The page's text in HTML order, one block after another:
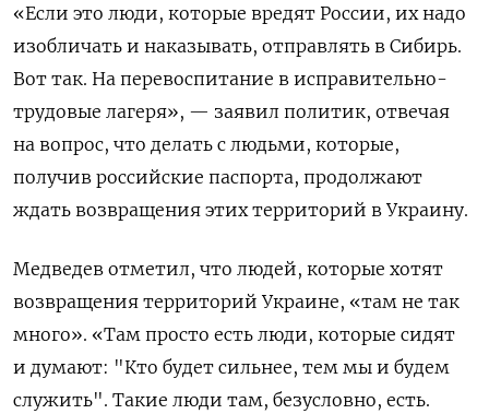
«Если это люди, которые вредят России, их надо
изобличать и наказывать, отправлять в Сибирь.
Вот так. На перевоспитание в исправительно-
трудовые лагеря», — заявил политик, отвечая
на вопрос, что делать с людьми, которые,
получив российские паспорта, продолжают
ждать возвращения этих территорий в Украину.
Медведев отметил, что людей, которые хотят
возвращения территорий Украине, «там не так
много». «Там просто есть люди, которые сидят
и думают: "Кто будет сильнее, тем мы и будем
служить". Такие люди там, безусловно, есть.